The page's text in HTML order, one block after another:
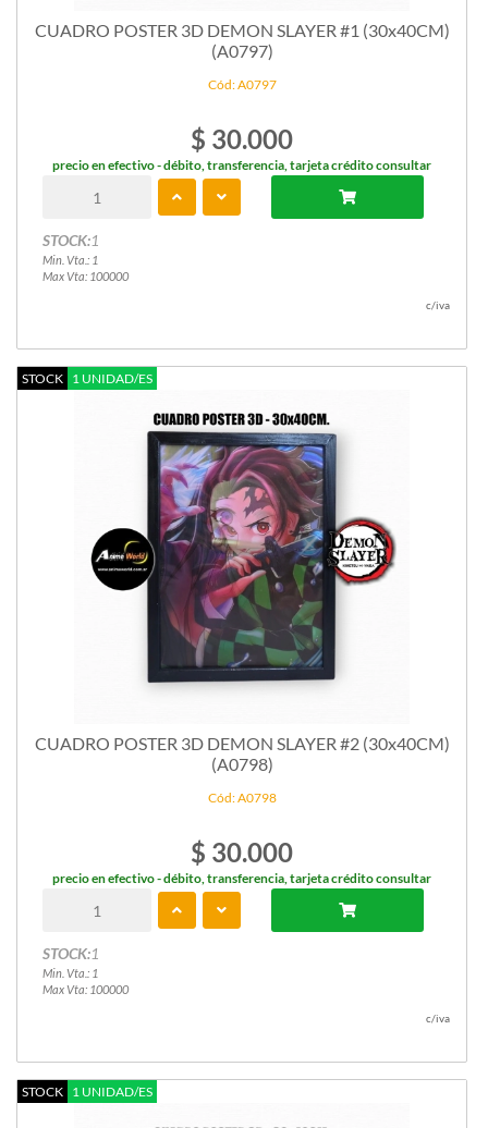
CUADRO POSTER 3D DEMON SLAYER #1 (30x40CM)
(A0797)
Cód: A0797
$ 30.000
precio en efectivo - débito, transferencia, tarjeta crédito consultar
STOCK:1
Min. Vta.: 1
Max Vta: 100000
c/iva
STOCK 1 UNIDAD/ES
CUADRO POSTER 3D DEMON SLAYER #2 (30x40CM)
(A0798)
Cód: A0798
$ 30.000
precio en efectivo - débito, transferencia, tarjeta crédito consultar
STOCK:1
Min. Vta.: 1
Max Vta: 100000
c/iva
STOCK 1 UNIDAD/ES